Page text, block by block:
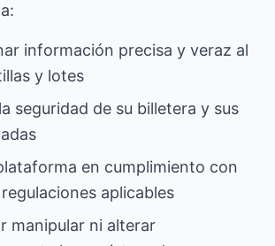
información precisa y veraz al
y lotes
seguridad de su billetera y sus
en cumplimiento con
aplicables
manipular ni alterar